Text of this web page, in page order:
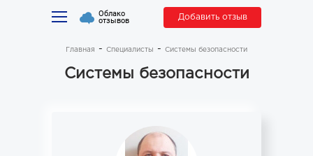
Облако
отзывов Добавить отзыв
Главная Специалисты Системы безопасности
Системы безопасности